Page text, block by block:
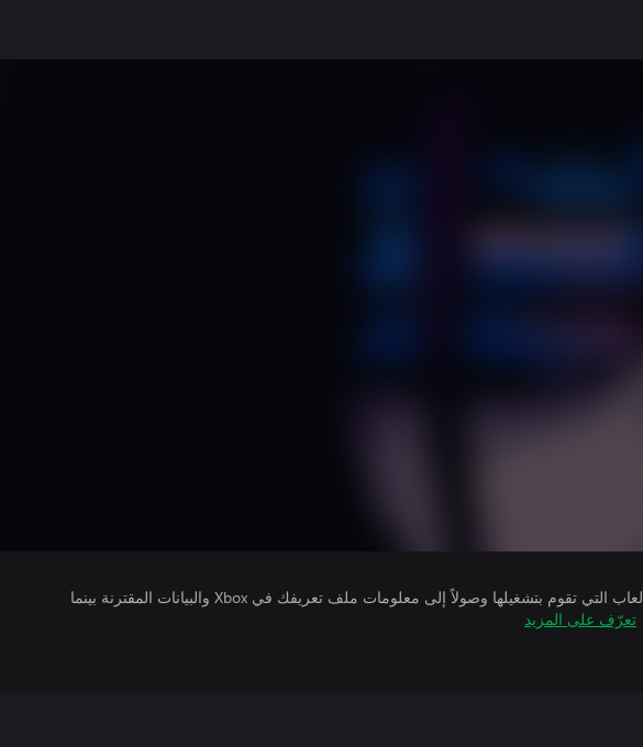
يتلقى ناشرو الألعاب التي تقوم بتشغيلها وصولاً إلى معلومات ملف تعريفك في Xbox والبيانات المقترنة بينما
تعرّف على المزيد